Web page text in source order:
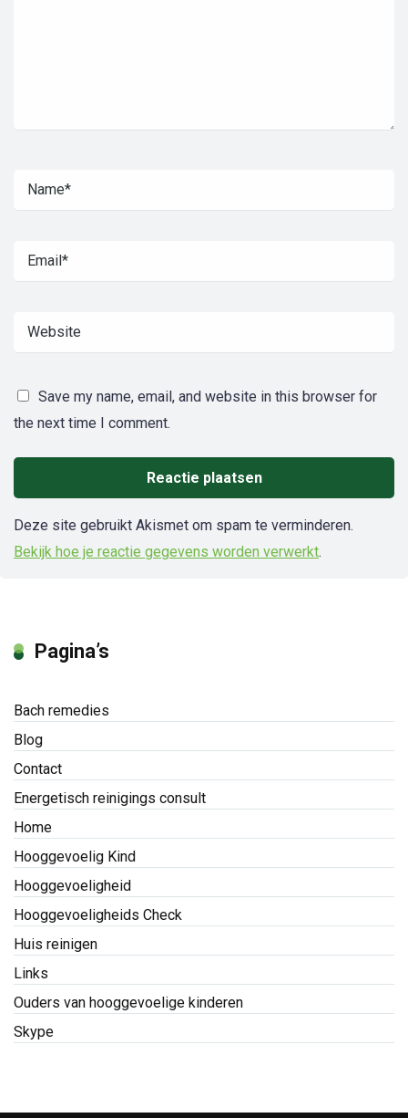
Save my name, email, and website in this browser for
the next time I comment.
Deze site gebruikt Akismet om spam te verminderen.
Bekijk hoe je reactie gegevens worden verwerkt.
Pagina’s
Bach remedies
Blog
Contact
Energetisch reinigings consult
Home
Hooggevoelig Kind
Hooggevoeligheid
Hooggevoeligheids Check
Huis reinigen
Links
Ouders van hooggevoelige kinderen
Skype